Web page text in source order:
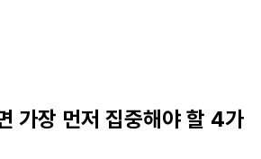
가장 먼저 집중해야 할 4가